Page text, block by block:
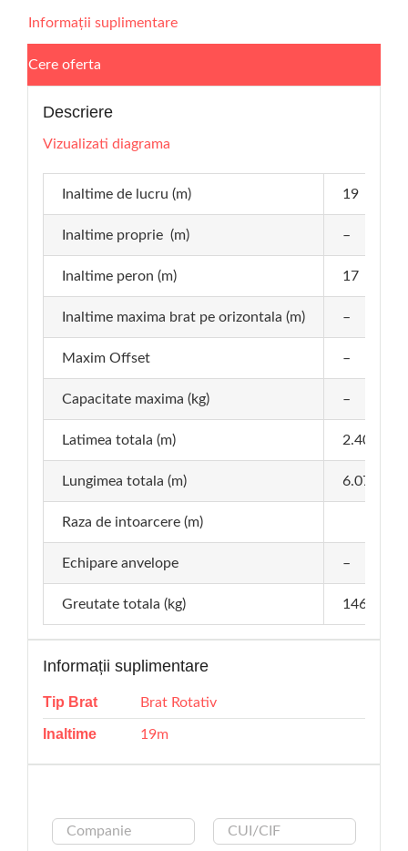
Informații suplimentare
Cere oferta
Descriere
Vizualizati diagrama
Inaltime de lucru (m) 19
Inaltime proprie (m) –
Inaltime peron (m) 17
Inaltime maxima brat pe orizontala (m) –
Maxim Offset –
Capacitate maxima (kg) –
Latimea totala (m) 2.40
Lungimea totala (m) 6.07
Raza de intoarcere (m)
Echipare anvelope –
Greutate totala (kg) 14600
Informații suplimentare
Tip Brat Brat Rotativ
Inaltime 19m